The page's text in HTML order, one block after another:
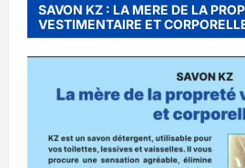
SAVON KZ : LA MERE DE LA
VESTIMENTAIRE ET